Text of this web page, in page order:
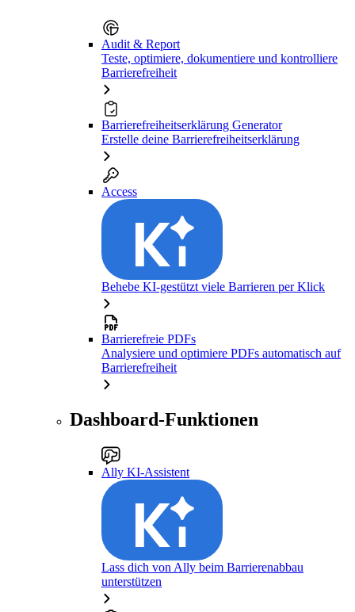
Audit & Report
Teste, optimiere, dokumentiere und kontrolliere
Barrierefreiheit
Barrierefreiheitserklärung Generator
Erstelle deine Barrierefreiheitserklärung
Access
Behebe KI-gestützt viele Barrieren per Klick
Barrierefreie PDFs
Analysiere und optimiere PDFs automatisch auf
Barrierefreiheit
Dashboard-Funktionen
Ally KI-Assistent
Lass dich von Ally beim Barrierenabbau
unterstützen